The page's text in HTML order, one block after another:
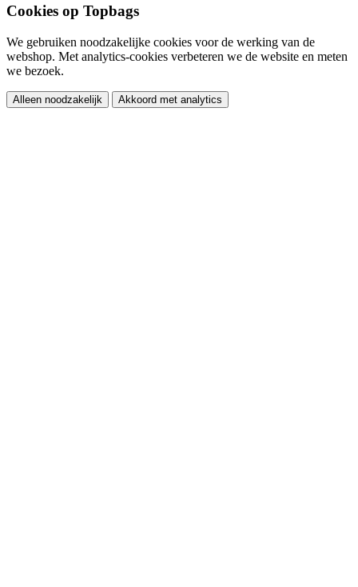
Cookies op Topbags
We gebruiken noodzakelijke cookies voor de werking van de
webshop. Met analytics-cookies verbeteren we de website en meten
we bezoek.
Alleen noodzakelijk Akkoord met analytics